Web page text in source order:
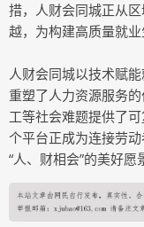
措，人财会同城正从
越，为构建高质量就业
人财会同城以技术赋
重塑了人力资源服务
工等社会难题提供了
个平台正成为连接劳
“人、财相会”的美好愿